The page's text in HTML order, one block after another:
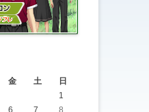
金 土
日
1
6 7
8